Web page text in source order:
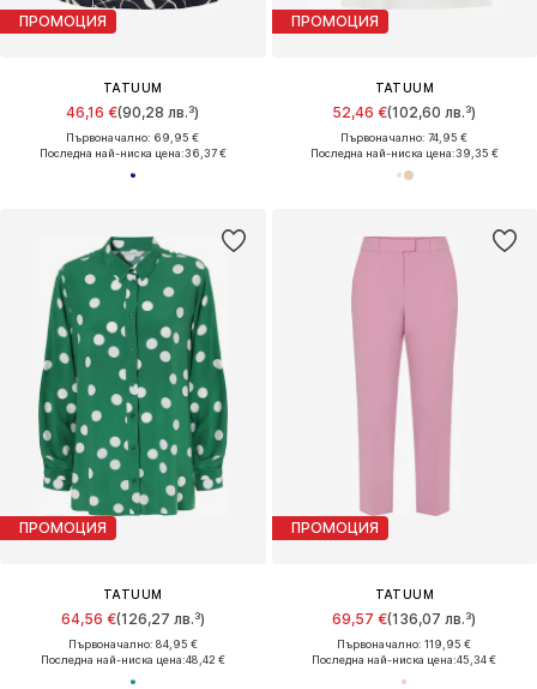
ПРОМОЦИЯ
TATUUM
46,16 €(90,28 лв.³)
Първоначално: 69,95 €
Последна най-ниска цена:36,37 €
ПРОМОЦИЯ
TATUUM
52,46 €(102,60 лв.³)
Първоначално: 74,95 €
Последна най-ниска цена:39,35 €
ПРОМОЦИЯ
TATUUM
64,56 €(126,27 лв.³)
Първоначално: 84,95 €
Последна най-ниска цена:48,42 €
ПРОМОЦИЯ
TATUUM
69,57 €(136,07 лв.³)
Първоначално: 119,95 €
Последна най-ниска цена:45,34 €